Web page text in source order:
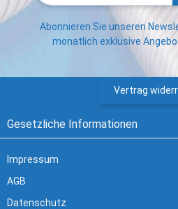
Abonnieren Sie unseren
monatlich exklusive
Vertrag
Gesetzliche Informationen
Impressum
AGB
Datenschutz